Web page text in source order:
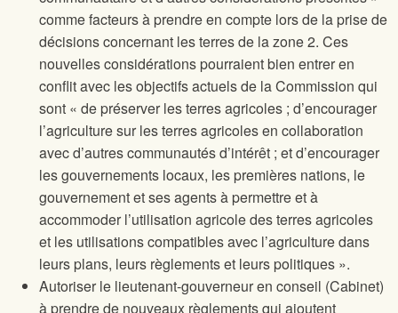
comme facteurs à prendre en compte lors de la prise de
décisions concernant les terres de la zone 2. Ces
nouvelles considérations pourraient bien entrer en
conflit avec les objectifs actuels de la Commission qui
sont « de préserver les terres agricoles ; d’encourager
l’agriculture sur les terres agricoles en collaboration
avec d’autres communautés d’intérêt ; et d’encourager
les gouvernements locaux, les premières nations, le
gouvernement et ses agents à permettre et à
accommoder l’utilisation agricole des terres agricoles
et les utilisations compatibles avec l’agriculture dans
leurs plans, leurs règlements et leurs politiques ».
Autoriser le lieutenant-gouverneur en conseil (Cabinet)
à prendre de nouveaux règlements qui ajoutent